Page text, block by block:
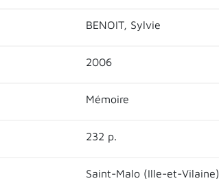
BENOIT, Sylvie
2006
Mémoire
232 p.
Saint-Malo (Ille-et-Vilaine)